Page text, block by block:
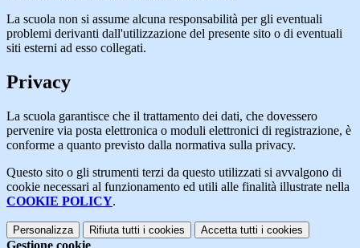
La scuola non si assume alcuna responsabilità per gli eventuali
problemi derivanti dall'utilizzazione del presente sito o di eventuali
siti esterni ad esso collegati.
Privacy
La scuola garantisce che il trattamento dei dati, che dovessero
pervenire via posta elettronica o moduli elettronici di registrazione, è
conforme a quanto previsto dalla normativa sulla privacy.
Questo sito o gli strumenti terzi da questo utilizzati si avvalgono di
cookie necessari al funzionamento ed utili alle finalità illustrate nella
COOKIE POLICY.
Personalizza Rifiuta tutti i cookies Accetta tutti i cookies
Gestione cookie